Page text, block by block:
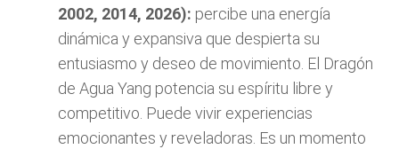
2002, 2014, 2026): percibe una energía
dinámica y expansiva que despierta su
entusiasmo y deseo de movimiento. El Dragón
de Agua Yang potencia su espíritu libre y
competitivo. Puede vivir experiencias
emocionantes y reveladoras. Es un momento